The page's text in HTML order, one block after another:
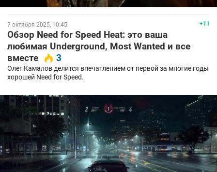
+11
7 октября 2025, 10:45
Обзор Need for Speed Heat: это ваша
любимая Underground, Most Wanted и все
вместе
3
Олег Камалов делится впечатлением от первой за многие годы
хорошей Need for Speed.